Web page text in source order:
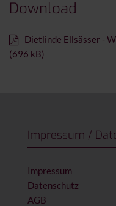
Download
Dietlinde Ellsässer -
(696 kB)
Impressum /
Impressum
Datenschutz
AGB